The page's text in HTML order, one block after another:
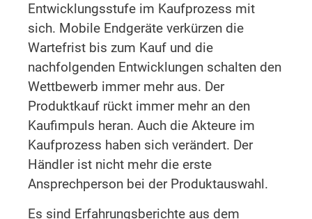
Entwicklungsstufe im Kaufprozess mit
sich. Mobile Endgeräte verkürzen die
Wartefrist bis zum Kauf und die
nachfolgenden Entwicklungen schalten den
Wettbewerb immer mehr aus. Der
Produktkauf rückt immer mehr an den
Kaufimpuls heran. Auch die Akteure im
Kaufprozess haben sich verändert. Der
Händler ist nicht mehr die erste
Ansprechperson bei der Produktauswahl.
Es sind Erfahrungsberichte aus dem